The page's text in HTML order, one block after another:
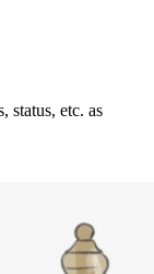
status, etc. as